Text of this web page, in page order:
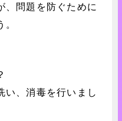
、問題を防ぐために
い、消毒を行いまし